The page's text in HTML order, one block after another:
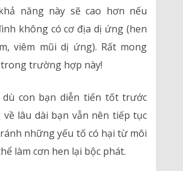
năng này sẽ cao hơn nếu
không có cơ địa dị ứng (hen
viêm mũi dị ứng). Rất mong
trường hợp này!
dù con bạn diễn tiến tốt trước
lâu dài bạn vẫn nên tiếp tục
những yếu tố có hại từ môi
làm cơn hen lại bộc phát.